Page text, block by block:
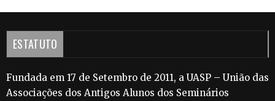
ESTATUTO
Fundada em 17 de Setembro de 2011, a UASP – União das
Associações dos Antigos Alunos dos Seminários